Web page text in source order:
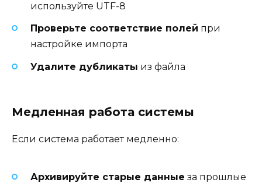
используйте UTF-8
Проверьте соответствие полей при
настройке импорта
Удалите дубликаты из файла
Медленная работа системы
Если система работает медленно:
Архивируйте старые данные за прошлые